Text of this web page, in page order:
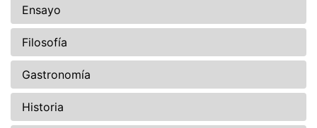
Ensayo
Filosofía
Gastronomía
Historia